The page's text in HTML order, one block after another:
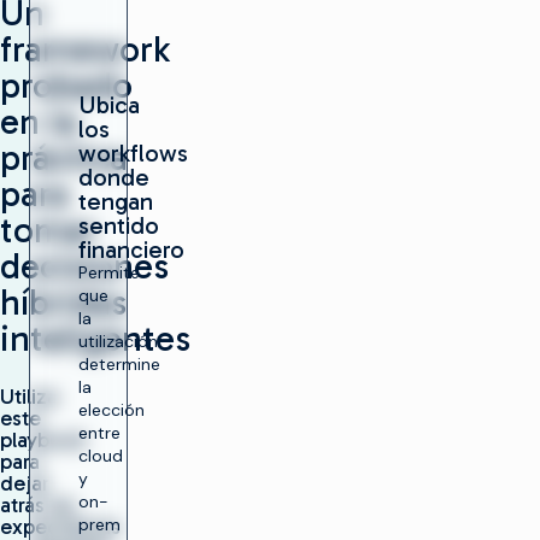
Un
framework
probado
en la
práctica
para
tomar
decisiones
híbridas
inteligentes
Utiliza
este
playbook
para
dejar
atrás las
expectativas
Ubica
los
workflows
donde
tengan
sentido
financiero
Permite
que
la
utilización
determine
la
elección
entre
cloud
y
on-
prem